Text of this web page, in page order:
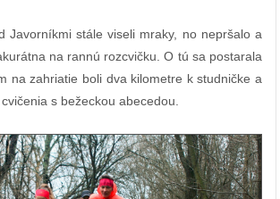
Javorníkmi stále viseli mraky, no nepršalo a
na rannú rozcvičku. O tú sa postarala
na zahriatie boli dva kilometre k studničke a
s bežeckou abecedou.